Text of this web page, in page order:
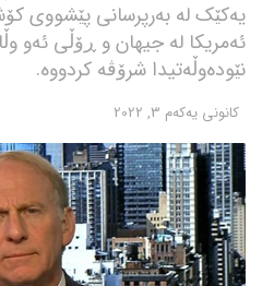
یەکێک لە بەرپرسانی پێشووی
ئەمریکا لە جیهان و ڕۆڵی ئەو
نێودەوڵەتیدا شرۆڤە کردووە.
كانونی یه‌كه‌م 3, 2022